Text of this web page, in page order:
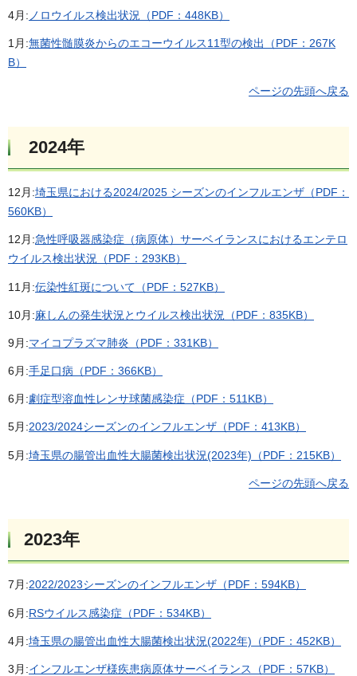
4月: ノロウイルス検出状況（PDF：448KB）
1月:無菌性髄膜炎からのエコーウイルス11型の検出（PDF：267K
B）
ページの先頭へ戻る
2024年
12月:埼玉県における2024/2025 シーズンのインフルエンザ（PDF：
560KB）
12月:急性呼吸器感染症（病原体）サーベイランスにおけるエンテロ
ウイルス検出状況（PDF：293KB）
11月:伝染性紅斑について（PDF：527KB）
10月:麻しんの発生状況とウイルス検出状況（PDF：835KB）
9月:マイコプラズマ肺炎（PDF：331KB）
6月:手足口病（PDF：366KB）
6月:劇症型溶血性レンサ球菌感染症（PDF：511KB）
5月:2023/2024シーズンのインフルエンザ（PDF：413KB）
5月:埼玉県の腸管出血性大腸菌検出状況(2023年)（PDF：215KB）
ページの先頭へ戻る
2023年
7月:2022/2023シーズンのインフルエンザ（PDF：594KB）
6月:RSウイルス感染症（PDF：534KB）
4月:埼玉県の腸管出血性大腸菌検出状況(2022年)（PDF：452KB）
3月:インフルエンザ様疾患病原体サーベイランス（PDF：57KB）